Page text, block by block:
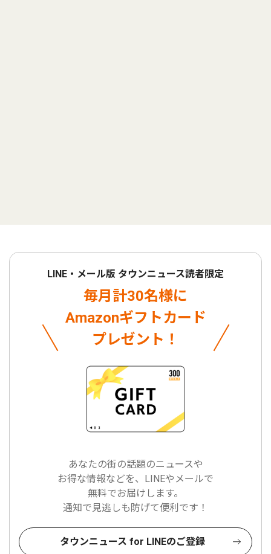
LINE・メール版 タウンニュース読者限定
毎月計30名様に
Amazonギフトカード
プレゼント！
あなたの街の話題のニュースや
お得な情報などを、LINEやメールで
無料でお届けします。
通知で見逃しも防げて便利です！
タウンニュース for LINEのご登録